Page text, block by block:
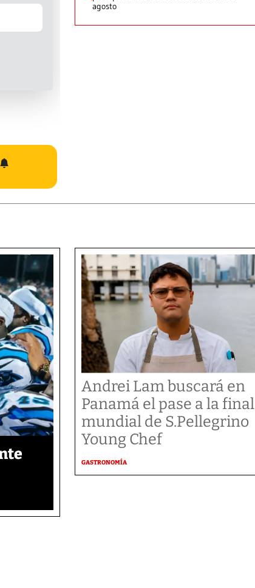
agosto
Andrei Lam buscará en
Panamá el pase a la final
mundial de S.Pellegrino
Young Chef
GASTRONOMÍA